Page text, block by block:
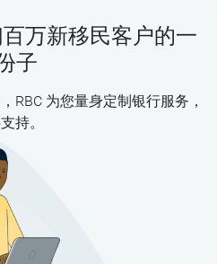
万新移民客户的一
子
RBC 为您量身定制银行服务，
持。